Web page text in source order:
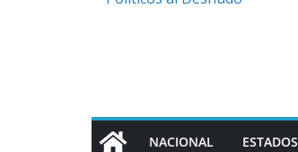
NACIONAL ESTADOS